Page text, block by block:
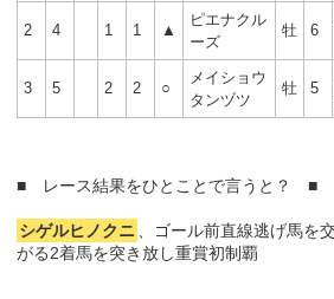
2 4 1 1 ▲
ピエナクル
ーズ
牡 6
3 5 2 2 ○
メイショウ
タンヅツ
牡 5
■ レース結果をひとことで言うと？ ■
シゲルヒノクニ
、ゴール前直線逃げ馬を
がる2着馬を突き放し重賞初制覇